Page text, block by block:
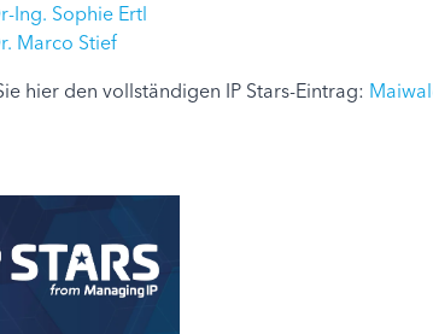
Ing. Sophie Ertl
Marco Stief
hier den vollständigen IP Stars-Eintrag: